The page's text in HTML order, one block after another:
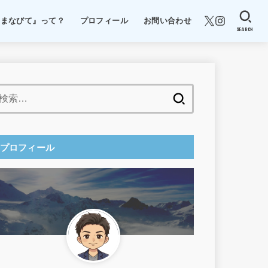
なびて』って？ プロフィール お問い合わせ
SEARCH
プロフィール